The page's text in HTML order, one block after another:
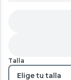
Talla